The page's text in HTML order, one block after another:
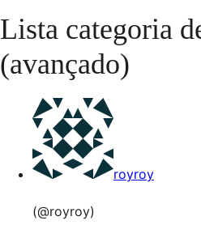
Lista categoria
(avançado)
royroy
(@royroy)